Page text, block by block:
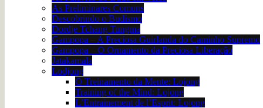
As Preliminares Comuns
Descobrindo o Budismo
Dordje Tchang Tungma
Gampopa – A Preciosa Guirlanda do Caminho Supremo
Gampopa – O Ornamento da Preciosa Liberação
Jatakamala
Lodjong
O Treinamento da Mente: Lojong
Training of the Mind: Lojong
L’Entrainement de l’Esprit: Lojong